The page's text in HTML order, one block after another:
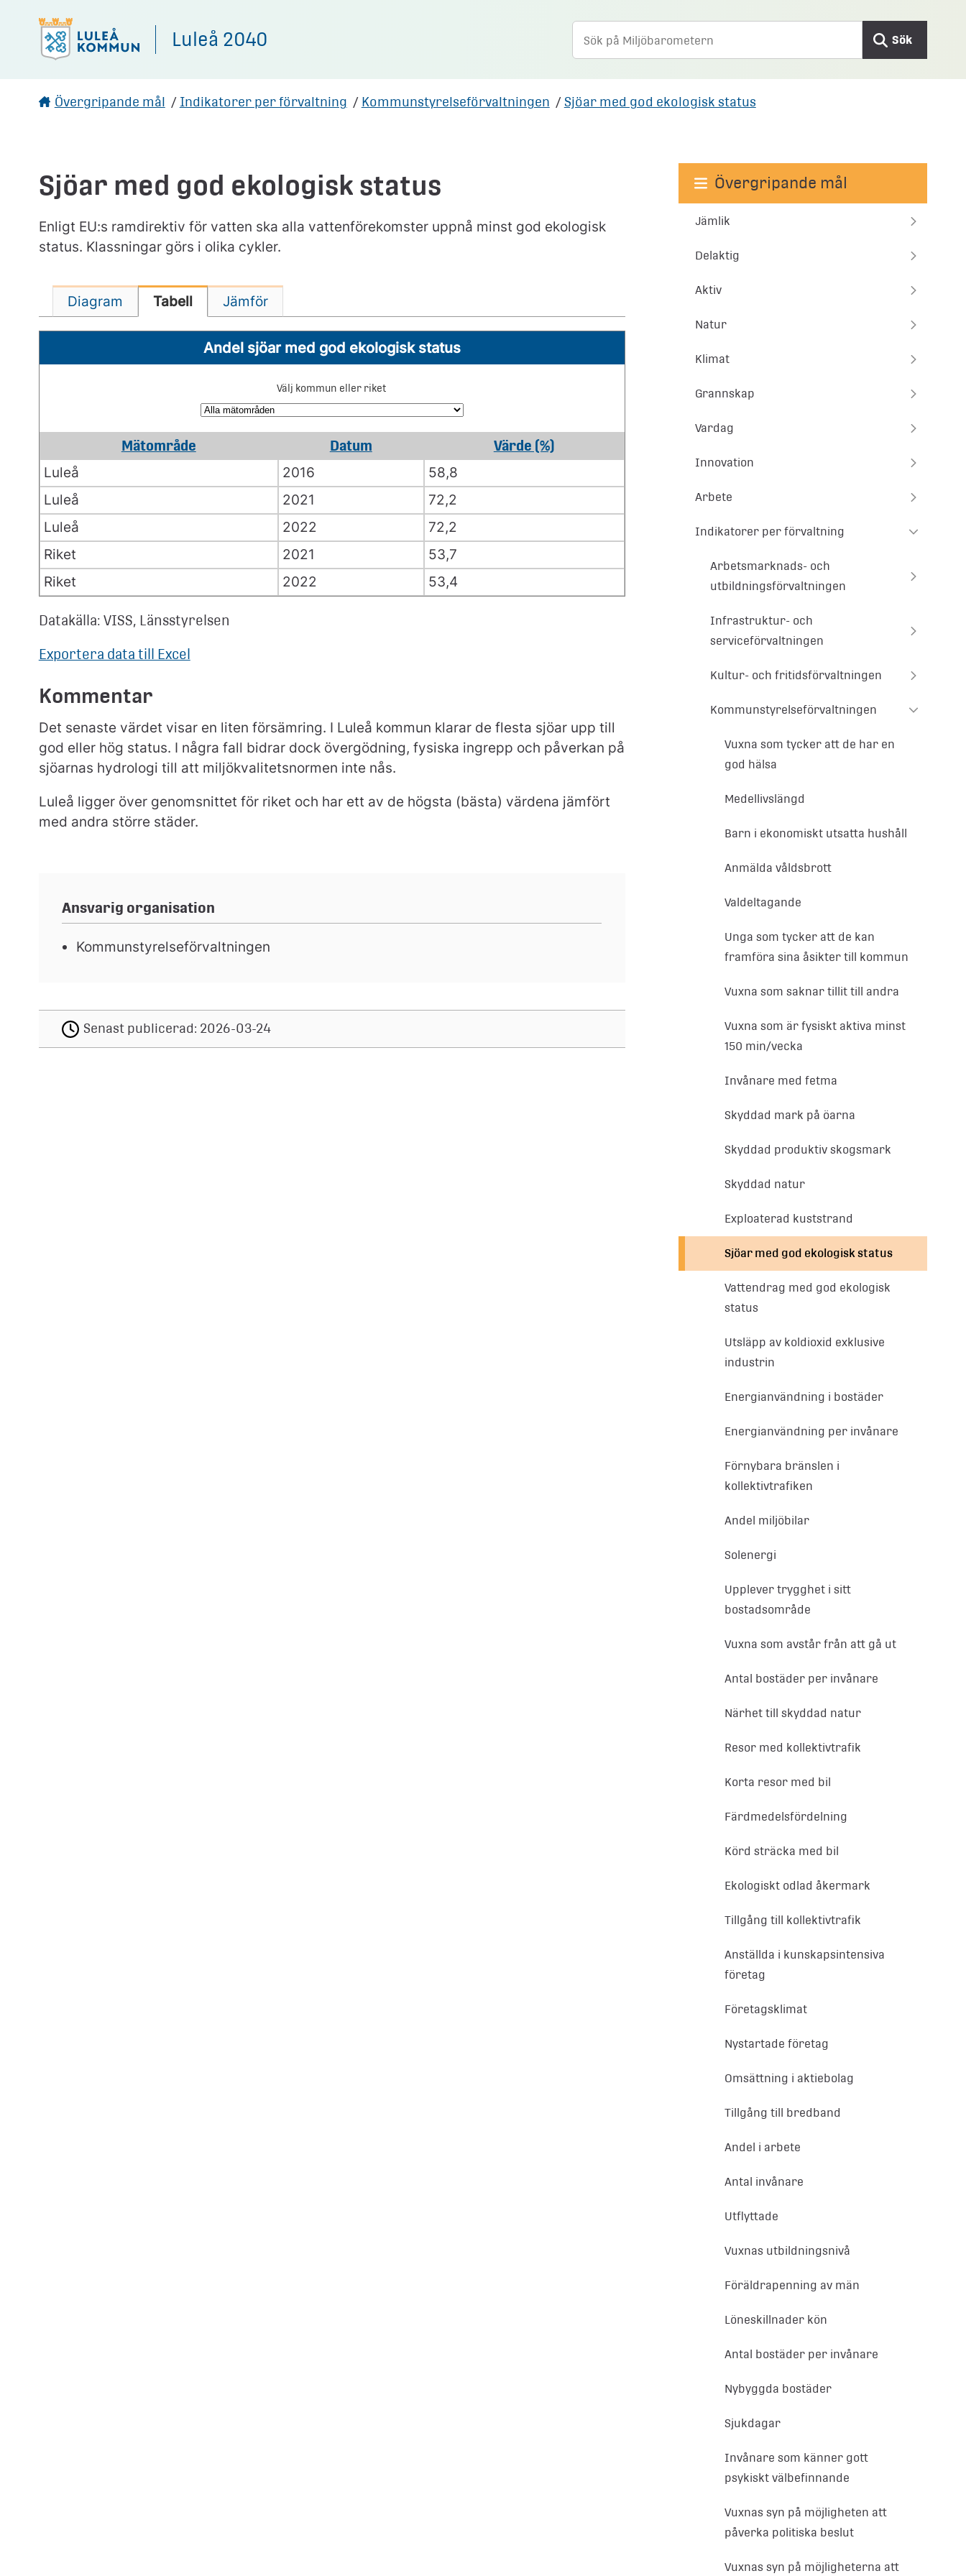
Luleå 2040 Sök
Övergripande mål / Indikatorer per förvaltning / Kommunstyrelseförvaltningen / Sjöar med god ekologisk status
Sjöar med god ekologisk status
Enligt EU:s ramdirektiv för vatten ska alla vattenförekomster uppnå minst god ekologisk
status. Klassningar görs i olika cykler.
Diagram Tabell Jämför
Andel sjöar med god ekologisk status
Välj kommun eller riket
Mätområde Datum Värde (%)
Luleå 2016
58,8
Luleå
2021
72,2
Luleå
2022
72,2
Riket
2021
53,7
Riket
2022 53,4
Datakälla: VISS, Länsstyrelsen
Exportera data till Excel
Kommentar
Det senaste värdet visar en liten försämring. I Luleå kommun klarar de flesta sjöar upp till
god eller hög status. I några fall bidrar dock övergödning, fysiska ingrepp och påverkan på
sjöarnas hydrologi till att miljökvalitetsnormen inte nås.
Luleå ligger över genomsnittet för riket och har ett av de högsta (bästa) värdena jämfört
med andra större städer.
Ansvarig organisation
Kommunstyrelseförvaltningen
Senast publicerad: 2026-03-24
Övergripande mål
Jämlik
Delaktig
Aktiv
Natur
Klimat
Grannskap
Vardag
Innovation
Arbete
Indikatorer per förvaltning
Arbetsmarknads- och
utbildningsförvaltningen
Infrastruktur- och
serviceförvaltningen
Kultur- och fritidsförvaltningen
Kommunstyrelseförvaltningen
Vuxna som tycker att de har en
god hälsa
Medellivslängd
Barn i ekonomiskt utsatta hushåll
Anmälda våldsbrott
Valdeltagande
Unga som tycker att de kan
framföra sina åsikter till kommun
Vuxna som saknar tillit till andra
Vuxna som är fysiskt aktiva minst
150 min/vecka
Invånare med fetma
Skyddad mark på öarna
Skyddad produktiv skogsmark
Skyddad natur
Exploaterad kuststrand
Sjöar med god ekologisk status
Vattendrag med god ekologisk
status
Utsläpp av koldioxid exklusive
industrin
Energianvändning i bostäder
Energianvändning per invånare
Förnybara bränslen i
kollektivtrafiken
Andel miljöbilar
Solenergi
Upplever trygghet i sitt
bostadsområde
Vuxna som avstår från att gå ut
Antal bostäder per invånare
Närhet till skyddad natur
Resor med kollektivtrafik
Korta resor med bil
Färdmedelsfördelning
Körd sträcka med bil
Ekologiskt odlad åkermark
Tillgång till kollektivtrafik
Anställda i kunskapsintensiva
företag
Företagsklimat
Nystartade företag
Omsättning i aktiebolag
Tillgång till bredband
Andel i arbete
Antal invånare
Utflyttade
Vuxnas utbildningsnivå
Föräldrapenning av män
Löneskillnader kön
Antal bostäder per invånare
Nybyggda bostäder
Sjukdagar
Invånare som känner gott
psykiskt välbefinnande
Vuxnas syn på möjligheten att
påverka politiska beslut
Vuxnas syn på möjligheterna att